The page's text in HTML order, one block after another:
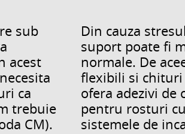
sub
acest
ca
trebuie
CM).
Din cauza
suport poate fi
normale. De
flexibili si
ofera adezivi de
pentru rosturi
sistemele de